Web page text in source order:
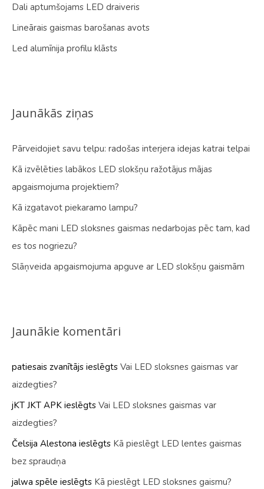
Dali aptumšojams LED draiveris
Lineārais gaismas barošanas avots
Led alumīnija profilu klāsts
Jaunākās ziņas
Pārveidojiet savu telpu: radošas interjera idejas katrai telpai
Kā izvēlēties labākos LED slokšņu ražotājus mājas
apgaismojuma projektiem?
Kā izgatavot piekaramo lampu?
Kāpēc mani LED sloksnes gaismas nedarbojas pēc tam, kad
es tos nogriezu?
Slāņveida apgaismojuma apguve ar LED slokšņu gaismām
Jaunākie komentāri
patiesais zvanītājs ieslēgts Vai LED sloksnes gaismas var
aizdegties?
jKT JKT APK ieslēgts Vai LED sloksnes gaismas var
aizdegties?
Čelsija Alestona ieslēgts Kā pieslēgt LED lentes gaismas
bez spraudņa
jalwa spēle ieslēgts Kā pieslēgt LED sloksnes gaismu?